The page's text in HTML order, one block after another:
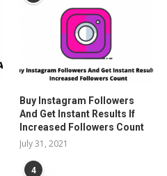
Buy Instagram Followers
And Get Instant Results If
Increased Followers Count
July 31, 2021
4